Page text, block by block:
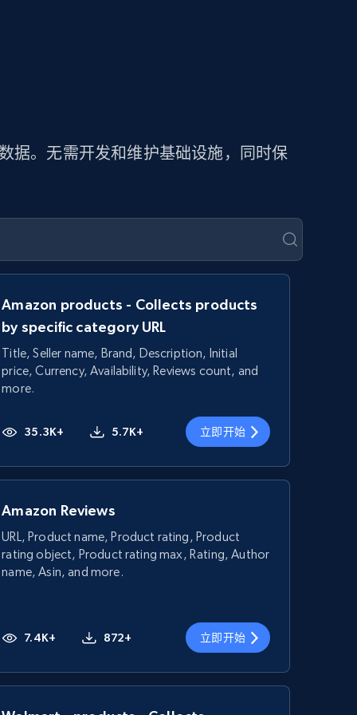
据。无需开发和维护基础设施，同时保
Amazon products - Collects products
by specific category URL
Title, Seller name, Brand, Description, Initial
price, Currency, Availability, Reviews count, and
more.
35.3K+ 5.7K+ 立即开始
Amazon Reviews
URL, Product name, Product rating, Product
rating object, Product rating max, Rating, Author
name, Asin, and more.
7.4K+ 872+ 立即开始